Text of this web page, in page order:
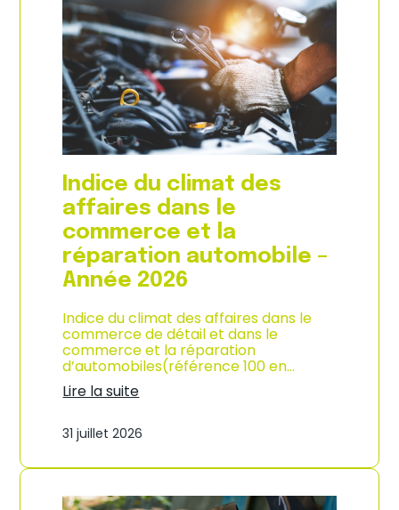
e
s
p
r
i
x
à
l
a
c
o
n
s
o
m
m
a
t
o
n
à
L
R
u
n
o
n
Indice du climat des
affaires dans le
commerce et la
réparation automobile –
Année 2026
Indice du climat des affaires dans le
commerce de détail et dans le
commerce et la réparation
d’automobiles(référence 100 en…
Lire la suite
n
i
e
31 juillet 2026